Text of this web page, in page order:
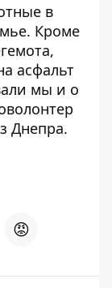
в
. Кроме
асфальт
мы и о
Днепра.
😡